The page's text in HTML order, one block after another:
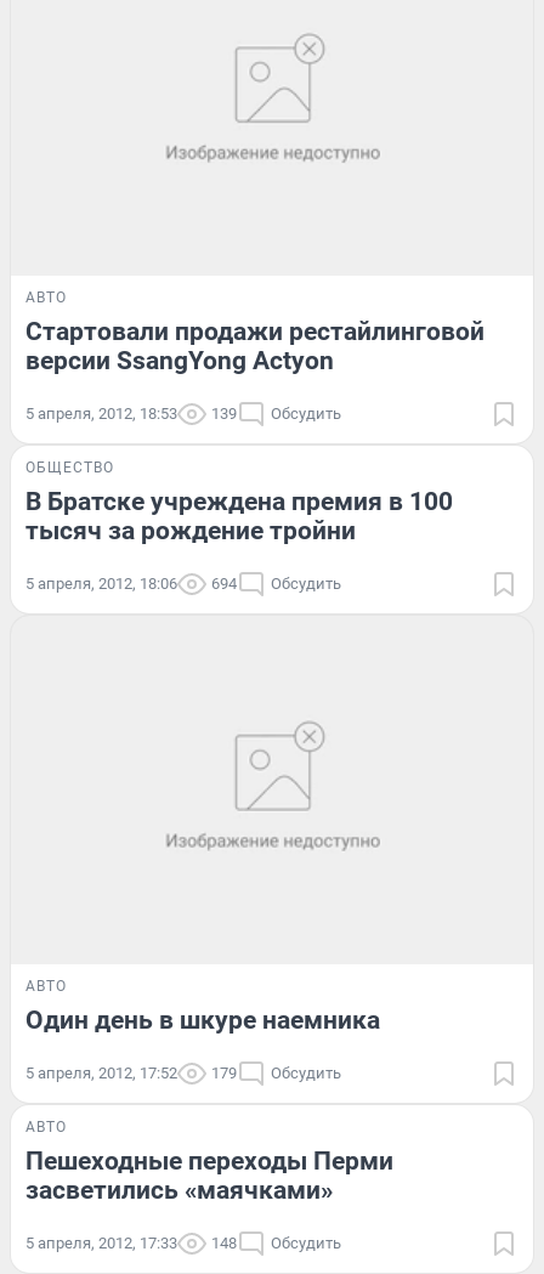
АВТО
Стартовали продажи рестайлинговой
версии SsangYong Actyon
5 апреля, 2012, 18:53 139 Обсудить
ОБЩЕСТВО
В Братске учреждена премия в 100
тысяч за рождение тройни
5 апреля, 2012, 18:06 694 Обсудить
АВТО
Один день в шкуре наемника
5 апреля, 2012, 17:52 179 Обсудить
АВТО
Пешеходные переходы Перми
засветились «маячками»
5 апреля, 2012, 17:33 148 Обсудить